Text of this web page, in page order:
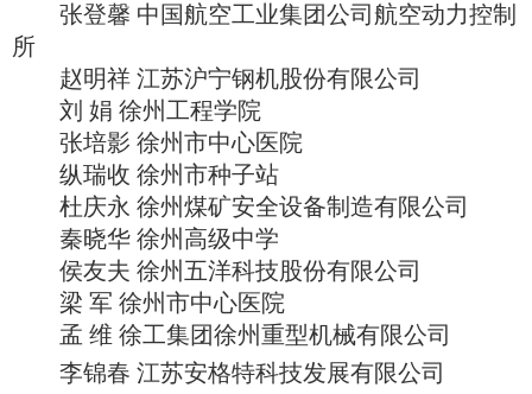
张登馨 中国航空工业集团公司航空动力控制
所
赵明祥 江苏沪宁钢机股份有限公司
刘 娟 徐州工程学院
张培影 徐州市中心医院
纵瑞收 徐州市种子站
杜庆永 徐州煤矿安全设备制造有限公司
秦晓华 徐州高级中学
侯友夫 徐州五洋科技股份有限公司
梁 军 徐州市中心医院
孟 维 徐工集团徐州重型机械有限公司
李锦春 江苏安格特科技发展有限公司